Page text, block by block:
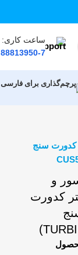
ساعت کاری: 9 الی 5
88813950-7 - 021
و
کدورت